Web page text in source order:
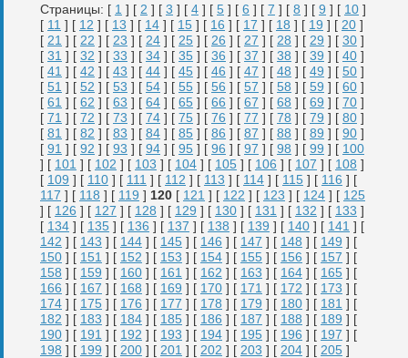
Страницы: [ 1 ] [ 2 ] [ 3 ] [ 4 ] [ 5 ] [ 6 ] [ 7 ] [ 8 ] [ 9 ] [ 10 ]
[ 11 ] [ 12 ] [ 13 ] [ 14 ] [ 15 ] [ 16 ] [ 17 ] [ 18 ] [ 19 ] [ 20 ]
[ 21 ] [ 22 ] [ 23 ] [ 24 ] [ 25 ] [ 26 ] [ 27 ] [ 28 ] [ 29 ] [ 30 ]
[ 31 ] [ 32 ] [ 33 ] [ 34 ] [ 35 ] [ 36 ] [ 37 ] [ 38 ] [ 39 ] [ 40 ]
[ 41 ] [ 42 ] [ 43 ] [ 44 ] [ 45 ] [ 46 ] [ 47 ] [ 48 ] [ 49 ] [ 50 ]
[ 51 ] [ 52 ] [ 53 ] [ 54 ] [ 55 ] [ 56 ] [ 57 ] [ 58 ] [ 59 ] [ 60 ]
[ 61 ] [ 62 ] [ 63 ] [ 64 ] [ 65 ] [ 66 ] [ 67 ] [ 68 ] [ 69 ] [ 70 ]
[ 71 ] [ 72 ] [ 73 ] [ 74 ] [ 75 ] [ 76 ] [ 77 ] [ 78 ] [ 79 ] [ 80 ]
[ 81 ] [ 82 ] [ 83 ] [ 84 ] [ 85 ] [ 86 ] [ 87 ] [ 88 ] [ 89 ] [ 90 ]
[ 91 ] [ 92 ] [ 93 ] [ 94 ] [ 95 ] [ 96 ] [ 97 ] [ 98 ] [ 99 ] [ 100
] [ 101 ] [ 102 ] [ 103 ] [ 104 ] [ 105 ] [ 106 ] [ 107 ] [ 108 ]
[ 109 ] [ 110 ] [ 111 ] [ 112 ] [ 113 ] [ 114 ] [ 115 ] [ 116 ] [
117 ] [ 118 ] [ 119 ] 120 [ 121 ] [ 122 ] [ 123 ] [ 124 ] [ 125
] [ 126 ] [ 127 ] [ 128 ] [ 129 ] [ 130 ] [ 131 ] [ 132 ] [ 133 ]
[ 134 ] [ 135 ] [ 136 ] [ 137 ] [ 138 ] [ 139 ] [ 140 ] [ 141 ] [
142 ] [ 143 ] [ 144 ] [ 145 ] [ 146 ] [ 147 ] [ 148 ] [ 149 ] [
150 ] [ 151 ] [ 152 ] [ 153 ] [ 154 ] [ 155 ] [ 156 ] [ 157 ] [
158 ] [ 159 ] [ 160 ] [ 161 ] [ 162 ] [ 163 ] [ 164 ] [ 165 ] [
166 ] [ 167 ] [ 168 ] [ 169 ] [ 170 ] [ 171 ] [ 172 ] [ 173 ] [
174 ] [ 175 ] [ 176 ] [ 177 ] [ 178 ] [ 179 ] [ 180 ] [ 181 ] [
182 ] [ 183 ] [ 184 ] [ 185 ] [ 186 ] [ 187 ] [ 188 ] [ 189 ] [
190 ] [ 191 ] [ 192 ] [ 193 ] [ 194 ] [ 195 ] [ 196 ] [ 197 ] [
198 ] [ 199 ] [ 200 ] [ 201 ] [ 202 ] [ 203 ] [ 204 ] [ 205 ]